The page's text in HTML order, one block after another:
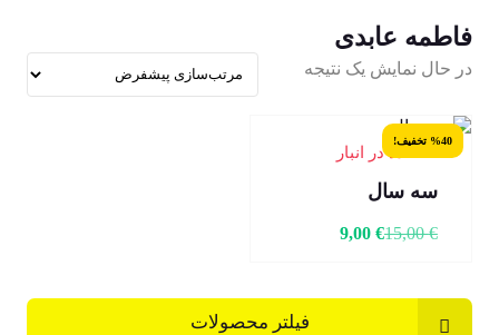
فاطمه عابدی
در حال نمایش یک نتیجه
%40 تخفیف!
سه سال
15,00€
9,00 €
فیلتر محصولات